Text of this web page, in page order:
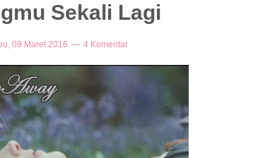
Sekali Lagi
09 Maret 2016 4 Komentar